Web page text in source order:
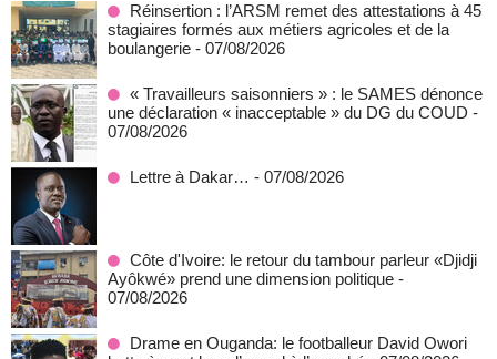
Réinsertion : l’ARSM remet des attestations à 45
stagiaires formés aux métiers agricoles et de la
boulangerie - 07/08/2026
« Travailleurs saisonniers » : le SAMES dénonce
une déclaration « inacceptable » du DG du COUD -
07/08/2026
Lettre à Dakar… - 07/08/2026
Côte d'Ivoire: le retour du tambour parleur «Djidji
Ayôkwé» prend une dimension politique -
07/08/2026
Drame en Ouganda: le footballeur David Owori